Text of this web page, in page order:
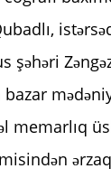
şəhəri
bazar
memarlıq